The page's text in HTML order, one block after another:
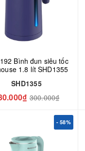
Bình đun siêu tốc
1.8 lít SHD1355
SHD1355
300.000₫
- 58%